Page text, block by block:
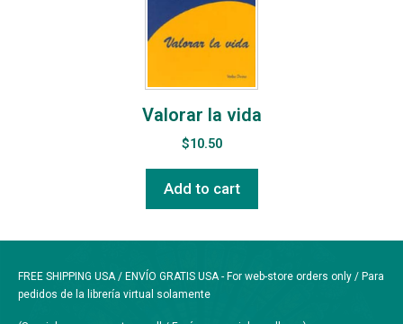
Valorar la vida
$10.50
Add to cart
FREE SHIPPING USA / ENVÍO GRATIS USA - For web-store orders only / Para
pedidos de la librería virtual solamente